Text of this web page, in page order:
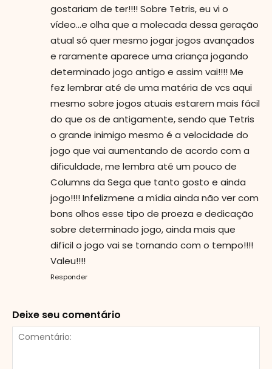
gostariam de ter!!!! Sobre Tetris, eu vi o
vídeo...e olha que a molecada dessa geração
atual só quer mesmo jogar jogos avançados
e raramente aparece uma criança jogando
determinado jogo antigo e assim vai!!!! Me
fez lembrar até de uma matéria de vcs aqui
mesmo sobre jogos atuais estarem mais fácil
do que os de antigamente, sendo que Tetris
o grande inimigo mesmo é a velocidade do
jogo que vai aumentando de acordo com a
dificuldade, me lembra até um pouco de
Columns da Sega que tanto gosto e ainda
jogo!!!! Infelizmene a mídia ainda não ver com
bons olhos esse tipo de proeza e dedicação
sobre determinado jogo, ainda mais que
difícil o jogo vai se tornando com o tempo!!!!
Valeu!!!!
Responder
Deixe seu comentário